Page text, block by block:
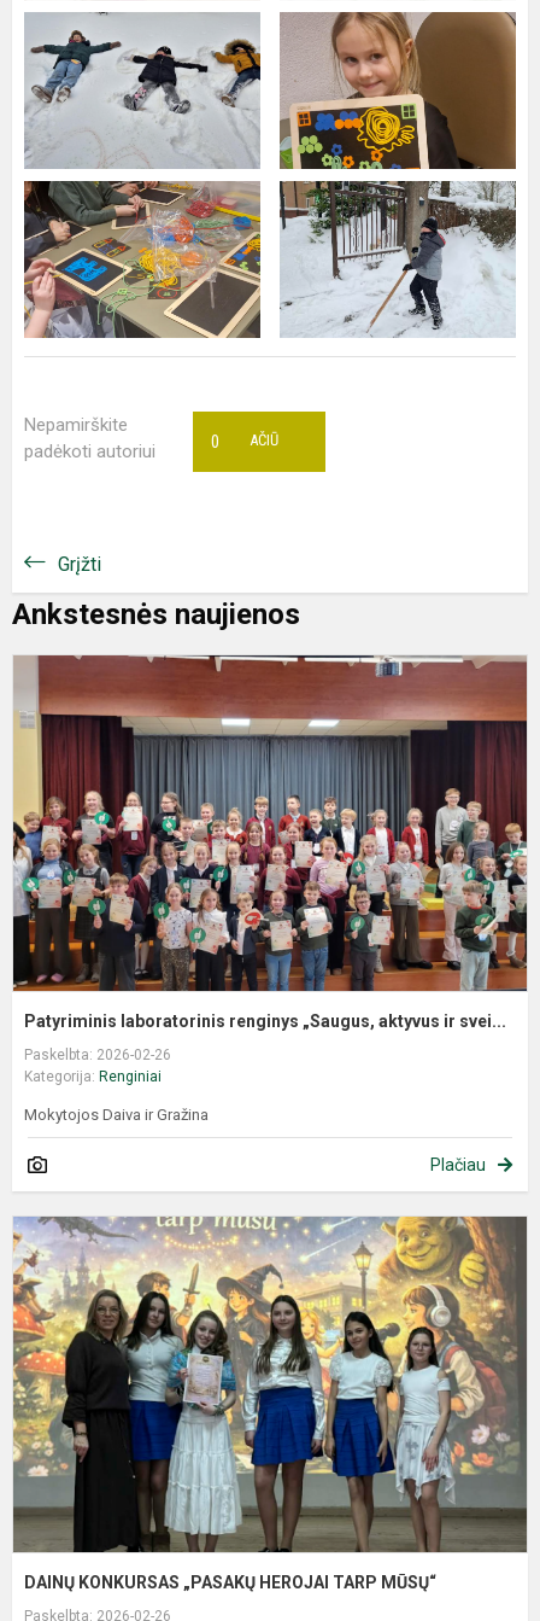
Nepamirškite
padėkoti autoriui
AČIŪ
0
Grįžti
Ankstesnės naujienos
Patyriminis laboratorinis renginys „Saugus, aktyvus ir svei...
Paskelbta: 2026-02-26
Kategorija: Renginiai
Mokytojos Daiva ir Gražina
Plačiau
DAINŲ KONKURSAS „PASAKŲ HEROJAI TARP MŪSŲ“
Paskelbta: 2026-02-26